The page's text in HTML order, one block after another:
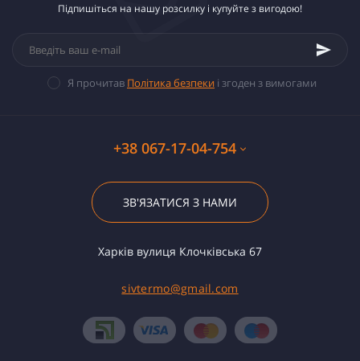
Підпишіться на нашу розсилку і купуйте з вигодою!
Я прочитав Політика безпеки і згоден з вимогами
+38 067-17-04-754
ЗВ'ЯЗАТИСЯ З НАМИ
Харків вулиця Клочківська 67
sivtermo@gmail.com